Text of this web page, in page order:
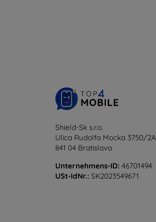
Shield-Sk s.r.o.
Ulica Rudolfa Mocka 3750/2A
841 04 Bratislava
Unternehmens-ID: 46701494
USt-IdNr.: SK2023549671